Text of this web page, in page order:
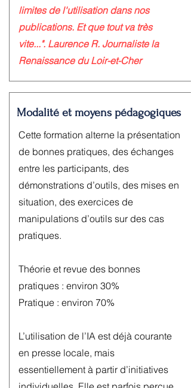
limites de l'utilisation dans nos
publications. Et que tout va très
vite...". Laurence R. Journaliste la
Renaissance du Loir-et-Cher
Modalité et moyens pédagogiques
Cette formation alterne la présentation
de bonnes pratiques, des échanges
entre les participants, des
démonstrations d’outils, des mises en
situation, des exercices de
manipulations d’outils sur des cas
pratiques.
Théorie et revue des bonnes
pratiques : environ 30%
Pratique : environ 70%
L’utilisation de l’IA est déjà courante
en presse locale, mais
essentiellement à partir d’initiatives